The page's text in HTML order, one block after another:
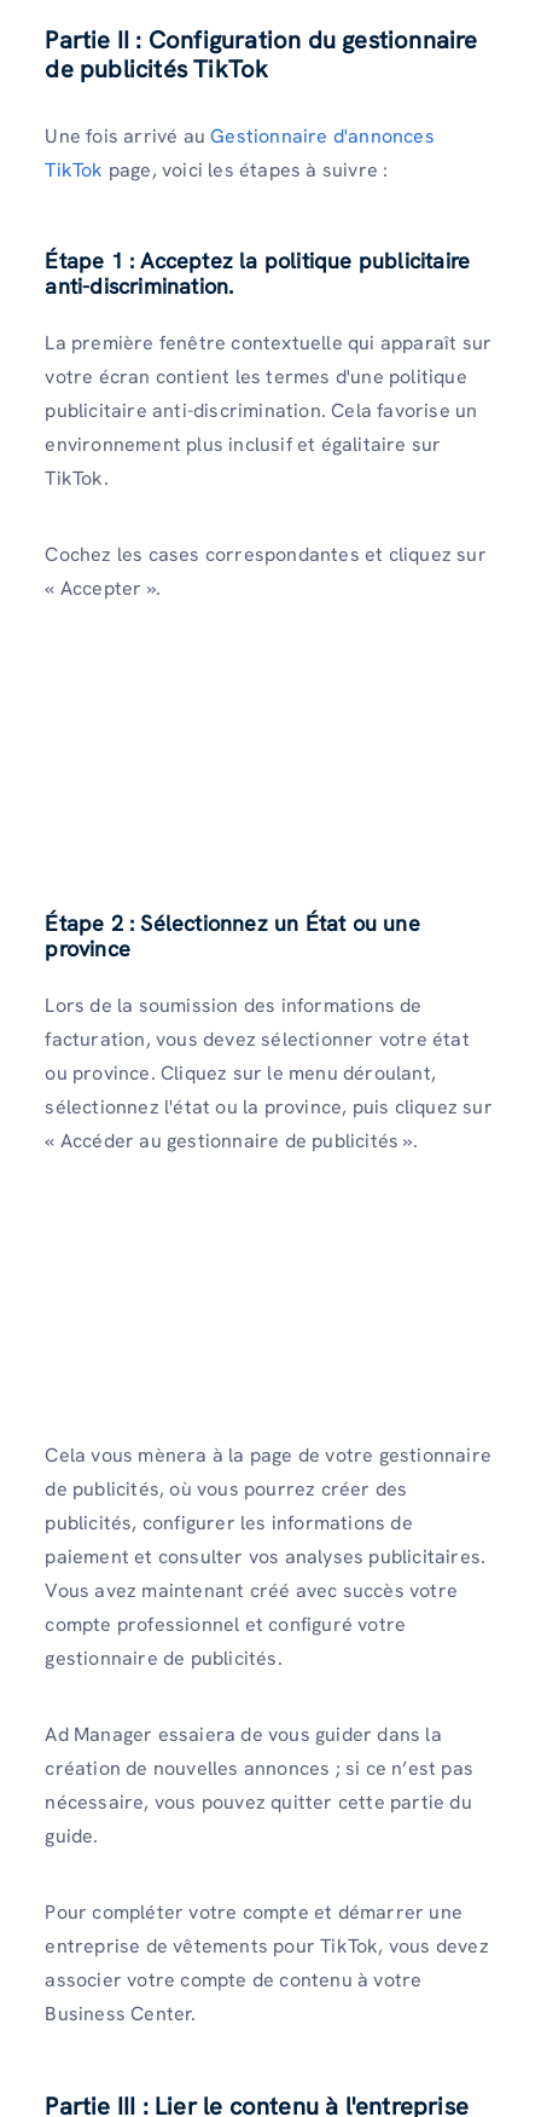
Partie II : Configuration du gestionnaire
de publicités TikTok
Une fois arrivé auGestionnaire d'annonces
TikTok page, voici les étapes à suivre :
Étape 1 : Acceptez la politique publicitaire
anti-discrimination.
La première fenêtre contextuelle qui apparaît sur
votre écran contient les termes d'une politique
publicitaire anti-discrimination. Cela favorise un
environnement plus inclusif et égalitaire sur
TikTok.
Cochez les cases correspondantes et cliquez sur
« Accepter ».
Étape 2 : Sélectionnez un État ou une
province
Lors de la soumission des informations de
facturation, vous devez sélectionner votre état
ou province. Cliquez sur le menu déroulant,
sélectionnez l'état ou la province, puis cliquez sur
« Accéder au gestionnaire de publicités ».
Cela vous mènera à la page de votre gestionnaire
de publicités, où vous pourrez créer des
publicités, configurer les informations de
paiement et consulter vos analyses publicitaires.
Vous avez maintenant créé avec succès votre
compte professionnel et configuré votre
gestionnaire de publicités.
Ad Manager essaiera de vous guider dans la
création de nouvelles annonces ; si ce n’est pas
nécessaire, vous pouvez quitter cette partie du
guide.
Pour compléter votre compte et démarrer une
entreprise de vêtements pour TikTok, vous devez
associer votre compte de contenu à votre
Business Center.
Partie III : Lier le contenu à l'entreprise